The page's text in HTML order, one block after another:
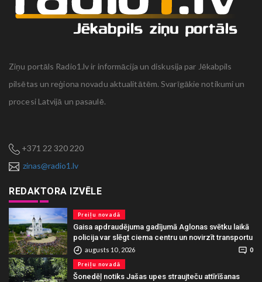
Ziņu portāls Radio1.lv ir informācija un diskusija par Jēkabpils
pilsētas un reģiona novadu aktualitātēm. Svarīgākie notikumi un
procesi Latvijā un pasaulē.
+371 22 320 220
zinas@radio1.lv
REDAKTORA IZVĒLE
Preiļu novadā
Gaisa apdraudējuma gadījumā Aglonas svētku laikā
policija var slēgt ciema centru un novirzīt transportu
augusts 10 , 2026 0
Preiļu novadā
Šonedēļ notiks Jašas upes straujteču attīrīšanas